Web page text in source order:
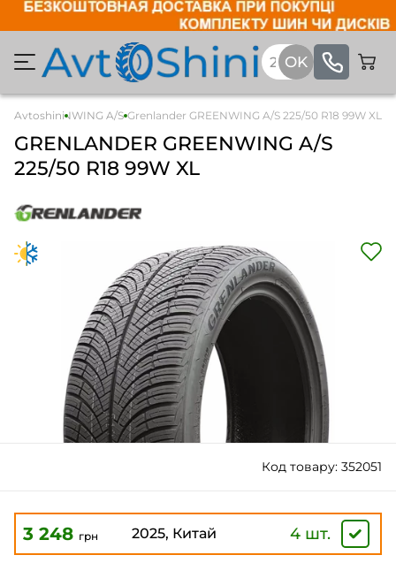
Avtoshini
GREENWING A/S Grenlander GREENWING A/S 225/50 R18 99W XL
GRENLANDER GREENWING A/S
225/50 R18 99W XL
Код товару: 352051
3 248 грн 2025, Китай 4 шт.